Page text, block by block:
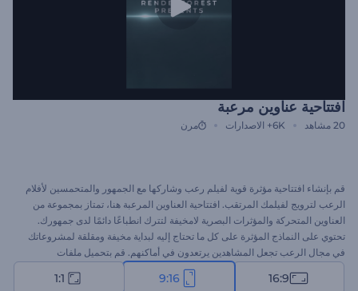
افتتاحية عناوين مرعبة
20 مشاهد 6K+ الاصدارات مرن
قم بإنشاء افتتاحية مؤثرة قوية لفيلم رعب وشاركها مع الجمهور والمتحمسين لأفلام
الرعب لترويج لفيلمك المرتقب. افتتاحية العناوين المرعبة هنا، تمتاز بمجموعة من
العناوين المتحركة والمؤثرات البصرية لامخيفة لتترك انطباعًا دائمًا لدى جمهورك.
تحتوي على النماذج المؤثرة على كل ما تحتاج إليه لبداية مخيفة ومقلقة لمشروعاتك
في مجال الرعب تجعل المشاهدين يرتعدون في أماكنهم. قم بتحميل ملفات
الوسائط، واكتب المحتوى النصي، وأضف مقطع موسيقي مؤثر في الخلفية للحصول
على افتتاحية. مثالية لللترويج لأفلام الرعب والدراما والجريمة والمشروعات
16:9
9:16
1:1